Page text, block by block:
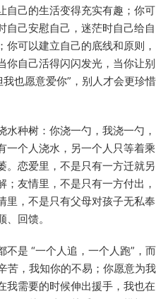
自己的生活变得充实有趣；你可
自己安慰自己，迷茫时自己给自
可以建立自己的底线和原则，
你自己活得闪闪发光，当你让别
也愿意爱你”，别人才会更珍惜
种树：你浇一勺，我浇一勺，
一个人浇水，另一个人只等着乘
。恋爱里，不是只有一方迁就另
友情里，不是只有一方付出，
里，不是只有父母对孩子无私奉
回馈。​
是 “一个人追，一个人跑”，而
苦，我知你的不易；你愿意为我
我需要的时候伸出援手，我也在